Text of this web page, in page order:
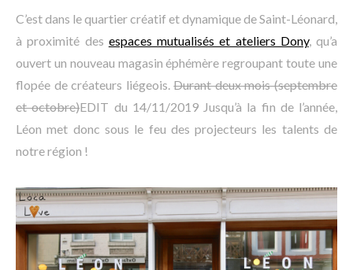
C’est dans le quartier créatif et dynamique de Saint-Léonard,
à proximité des espaces mutualisés et ateliers Dony, qu’a
ouvert un nouveau magasin éphémère regroupant toute une
flopée de créateurs liégeois.Durant deux mois (septembre
et octobre)EDIT du 14/11/2019 Jusqu’à la fin de l’année,
Léon met donc sous le feu des projecteurs les talents de
notre région !